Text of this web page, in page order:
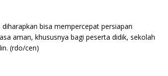
bisa mempercepat persiapan
aman, khususnya bagi peserta didik, sekolah
(rdo/cen)